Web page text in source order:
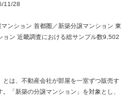
11/28
ンション 首都圏／新築分譲マンション 東
ョン 近畿調査における総サンプル数9,502
とは、不動産会社が部屋を一室ずつ販売す
。「新築の分譲マンション」を対象とし、